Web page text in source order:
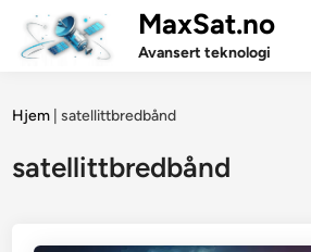
content
MaxSat.no
Avansert teknologi
Hjem |satellittbredbånd
satellittbredbånd